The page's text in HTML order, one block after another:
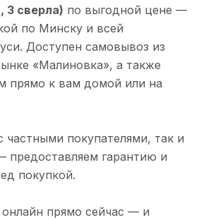
3 сверла) по выгодной цене —
по Минску и всей
Доступен самовывоз из
«Малиновка», а также
прямо к вам домой или на
покупателями, так и
предоставляем гарантию и
покупкой.
прямо сейчас — и